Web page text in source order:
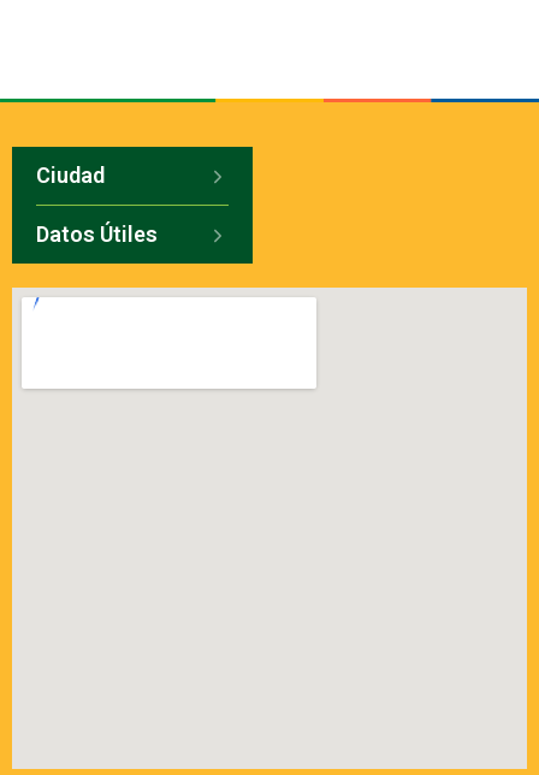
Ciudad
Datos Útiles